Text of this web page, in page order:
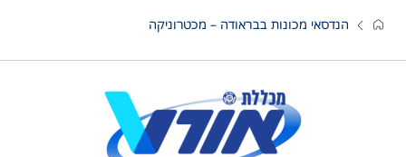
הנדסאי מכונות בבראודה – מכטרוניקה